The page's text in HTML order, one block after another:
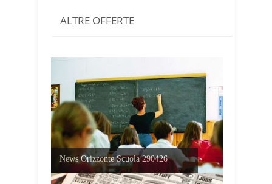
ALTRE OFFERTE
News Orizzonte Scuola 290426